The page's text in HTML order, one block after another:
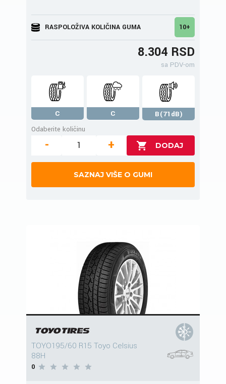
RASPOLOŽIVA KOLIČINA GUMA 10+
8.304 RSD
sa PDV-om
C C
B(71dB)
Odaberite količinu
- +
SAZNAJ VIŠE O GUMI
TOYO195/60 R15 Toyo Celsius
88H
0